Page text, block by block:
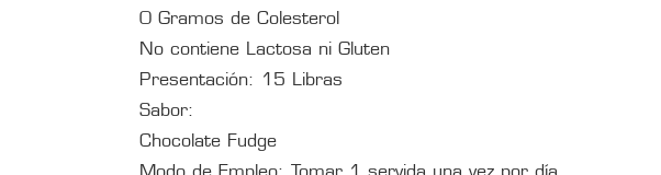
0 Gramos de Colesterol
No contiene Lactosa ni Gluten
Presentación: 15 Libras
Sabor:
Chocolate Fudge